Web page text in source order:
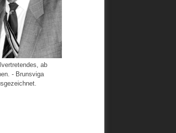
ab
- Brunsviga